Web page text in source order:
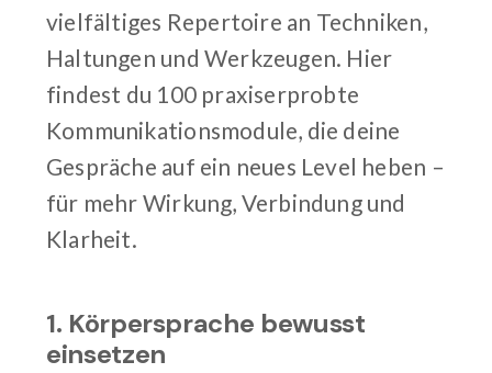
vielfältiges Repertoire an Techniken,
Haltungen und Werkzeugen. Hier
findest du 100 praxiserprobte
Kommunikationsmodule, die deine
Gespräche auf ein neues Level heben –
für mehr Wirkung, Verbindung und
Klarheit.
1. Körpersprache bewusst
einsetzen